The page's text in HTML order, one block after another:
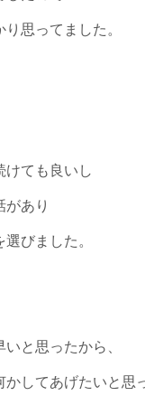
思ってました。
けても良いし
があり
びました。
と思ったから、
してあげたいと思